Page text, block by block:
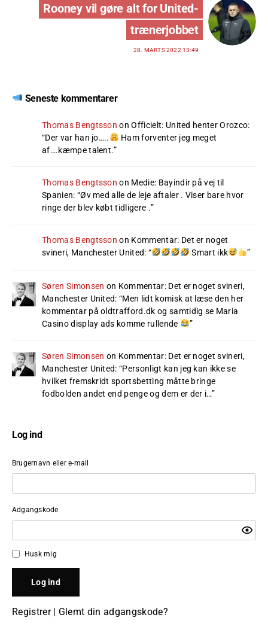
Rooney vil gøre alt for United-
trænerjobbet
28. MARTS 2022 13:49
Seneste kommentarer
Thomas Bengtsson onOfficielt: United henter Orozco:
“Der var han jo…..
Ham forventer jeg meget
af….kæmpe talent.”
Thomas Bengtsson on Medie: Bayindir på vej til
Spanien: “Øv med alle de leje aftaler . Viser bare hvor
ringe der blev købt tidligere .”
Thomas Bengtsson on Kommentar: Det er noget
svineri, Manchester United: “ Smart ikk ”
Søren Simonsen on Kommentar: Det er noget svineri,
Manchester United: “Men lidt komisk at læse den her
kommentar på oldtrafford.dk og samtidig se Maria
Casino display ads komme rullende
”
Søren Simonsen on Kommentar: Det er noget svineri,
Manchester United: “Personligt kan jeg kan ikke se
hvilket fremskridt sportsbetting måtte bringe
fodbolden andet end penge og dem er der i…”
Log ind
Brugernavn eller e-mail
Adgangskode
Husk mig
Registrer| Glemt din adgangskode?